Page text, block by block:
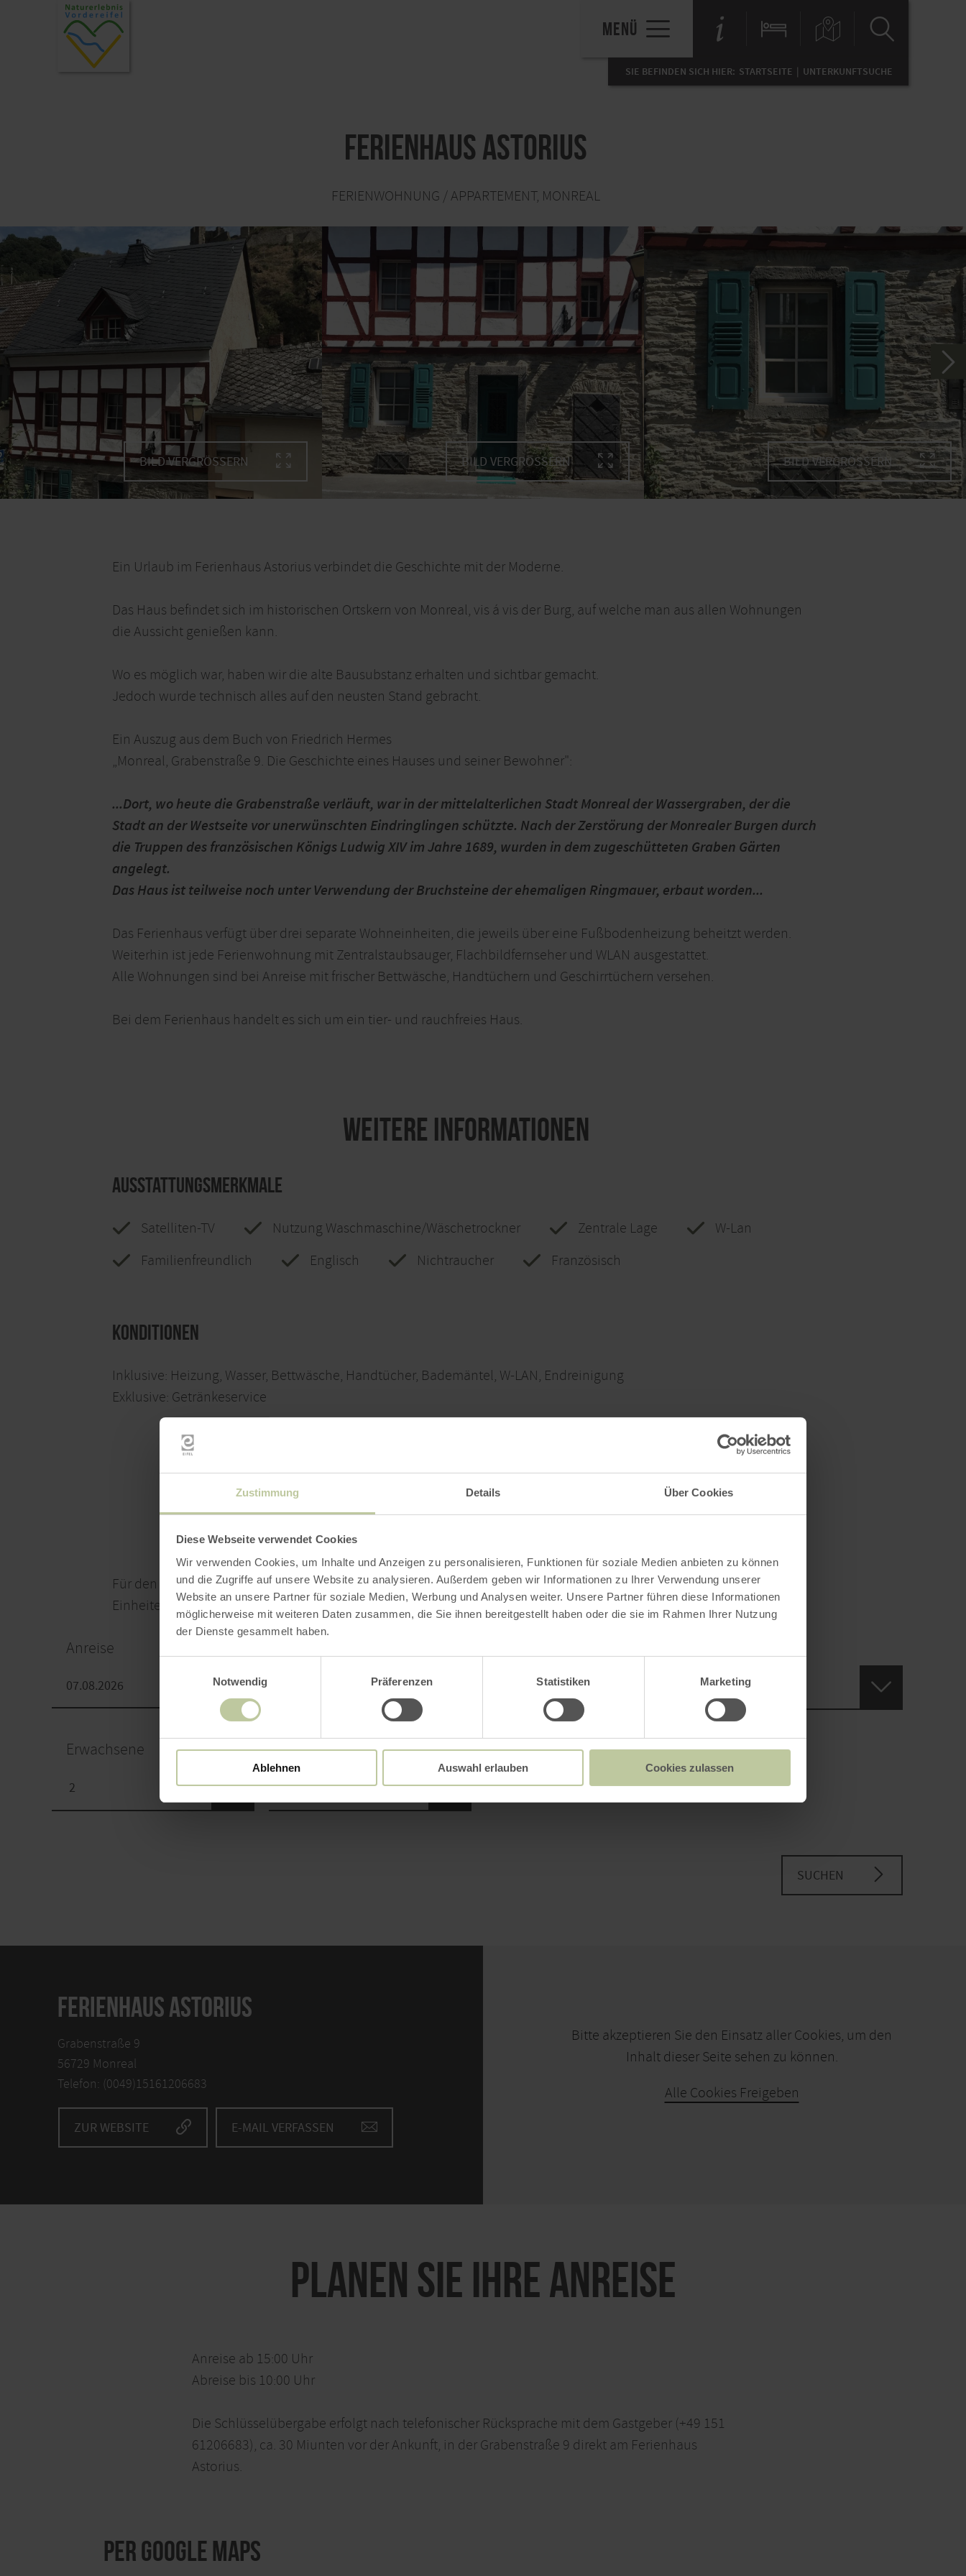
Zustimmung Details Über Cookies
Diese Webseite verwendet Cookies
Wir verwenden Cookies, um Inhalte und Anzeigen zu personalisieren, Funktionen für soziale Medien anbieten zu können
und die Zugriffe auf unsere Website zu analysieren. Außerdem geben wir Informationen zu Ihrer Verwendung unserer
Website an unsere Partner für soziale Medien, Werbung und Analysen weiter. Unsere Partner führen diese Informationen
möglicherweise mit weiteren Daten zusammen, die Sie ihnen bereitgestellt haben oder die sie im Rahmen Ihrer Nutzung
der Dienste gesammelt haben.
Notwendig
Präferenzen Statistiken Marketing
Ablehnen Auswahl erlauben Cookies zulassen
MENÜ
SIE BEFINDEN SICH HIER: STARTSEITE UNTERKUNFTSUCHE
Ferienhaus Astorius
FERIENWOHNUNG / APPARTEMENT, MONREAL
BILD VERGRÖSSERN BILD VERGRÖSSERN BILD VERGRÖSSERN
Ein Urlaub im Ferienhaus Astorius verbindet die Geschichte mit der Moderne.
Das Haus befindet sich im historischen Ortskern von Monreal, vis á vis der Burg, auf welche man aus allen Wohnungen
die Aussicht genießen kann.
Wo es möglich war, haben wir die alte Bausubstanz erhalten und sichtbar gemacht.
Jedoch wurde technisch alles auf den neusten Stand gebracht.
Ein Auszug aus dem Buch von Friedrich Hermes
„Monreal, Grabenstraße 9. Die Geschichte eines Hauses und seiner Bewohner":
...Dort, wo heute die Grabenstraße verläuft, war in der mittelalterlichen Stadt Monreal der Wassergraben, der die
Stadt an der Westseite vor unerwünschten Eindringlingen schützte. Nach der Zerstörung der Monrealer Burgen durch
die Truppen des französischen Königs Ludwig XIV im Jahre 1689, wurden in dem zugeschütteten Graben Gärten
angelegt.
Das Haus ist teilweise noch unter Verwendung der Bruchsteine der ehemaligen Ringmauer, erbaut worden...
Das Ferienhaus verfügt über drei separate Wohneinheiten, die jeweils über eine Fußbodenheizung beheitzt werden.
Weiterhin ist jede Ferienwohnung mit Zentralstaubsauger, Flachbildfernseher und WLAN ausgestattet.
Alle Wohnungen sind bei Anreise mit frischer Bettwäsche, Handtüchern und Geschirrtüchern versehen.
Bei dem Ferienhaus handelt es sich um ein tier- und rauchfreies Haus.
Weitere Informationen
Ausstattungsmerkmale
Satelliten-TV Nutzung Waschmaschine/Wäschetrockner Zentrale Lage
W-Lan
Familienfreundlich
Englisch Nichtraucher Französisch
Konditionen
Inklusive: Heizung, Wasser, Bettwäsche, Handtücher, Bademäntel, W-LAN, Endreinigung
Exklusive: Getränkeservice
Kontakt
Buchung
Für den Zeitraum von 07.08.2026 - 14.08.2026 konnten wir leider keine passenden
Einheiten finden.
Anreise
Erwachsene Kinder Bitte Alter angeben
SUCHEN
FERIENHAUS ASTORIUS
Grabenstraße 9
56729 Monreal
Telefon: (0049)15161206683
ZUR WEBSITE
E-MAIL VERFASSEN
Bitte akzeptieren Sie den Einsatz aller Cookies, um den
Inhalt dieser Seite sehen zu können.
Alle Cookies Freigeben
PLANEN SIE IHRE ANREISE
Anreise ab 15:00 Uhr
Abreise bis 10:00 Uhr
Die Schlüsselübergabe erfolgt nach telefonischer Rücksprache mit dem Gastgeber (+49 151
61206683), ca. 30 Miunten vor der Ankunft, in der Grabenstraße 9 direkt am Ferienhaus
Astorius.
per Google Maps